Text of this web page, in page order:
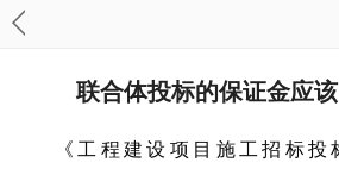
联合体投标的保证金应
《工程建设项目施工招标